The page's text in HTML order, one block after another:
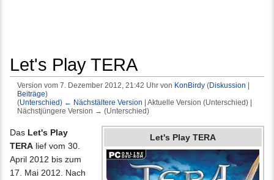
Let's Play TERA
Version vom 7. Dezember 2012, 21:42 Uhr von KonBirdy (Diskussion
Beiträge)
(Unterschied) ← Nächstältere Version | Aktuelle Version (Unterschied) |
Nächstjüngere Version → (Unterschied)
Let's Play TERA
Das Let's Play
TERA lief vom 30.
April 2012 bis zum
17. Mai 2012. Nach